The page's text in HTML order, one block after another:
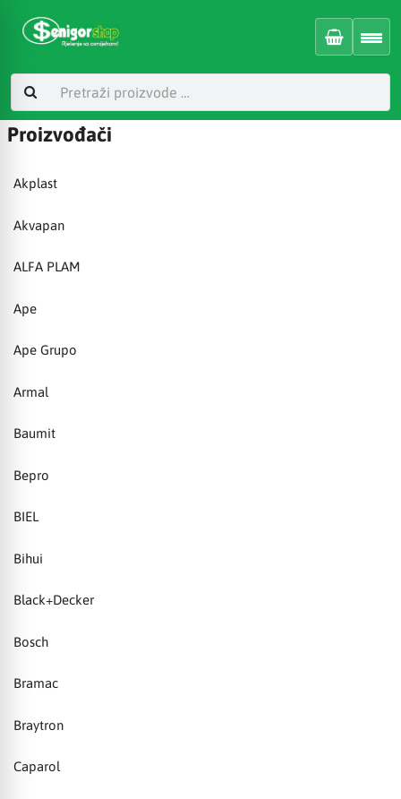
Proizvođači
Akplast
Akvapan
ALFA PLAM
Ape
Ape Grupo
Armal
Baumit
Bepro
BIEL
Bihui
Black+Decker
Bosch
Bramac
Braytron
Caparol